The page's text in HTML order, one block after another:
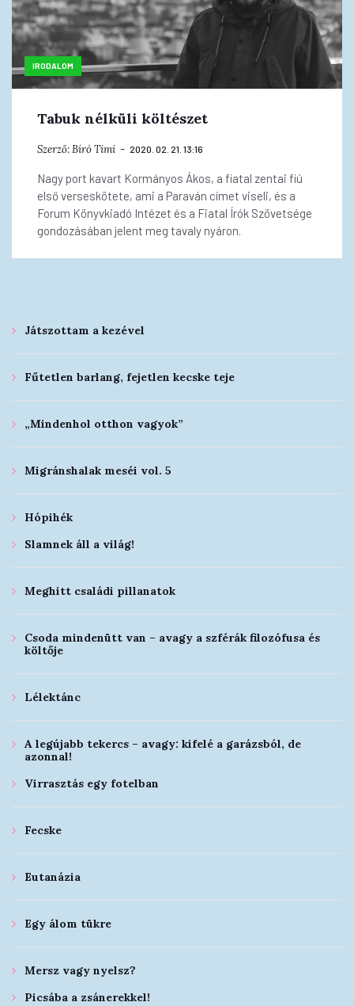
IRODALOM
Tabuk nélküli költészet
Szerző:Bíró Timi 2020. 02. 21. 13:16
Nagy port kavart Kormányos Ákos, a fiatal zentai fiú
első verseskötete, ami a Paraván címet viseli, és a
Forum Könyvkiadó Intézet és a Fiatal Írók Szövetsége
gondozásában jelent meg tavaly nyáron.
Játszottam a kezével
Fűtetlen barlang, fejetlen kecske teje
„Mindenhol otthon vagyok”
Migránshalak meséi vol. 5
Hópihék
Slamnek áll a világ!
Meghitt családi pillanatok
Csoda mindenütt van – avagy a szférák filozófusa és
költője
Lélektánc
A legújabb tekercs – avagy: kifelé a garázsból, de
azonnal!
Virrasztás egy fotelban
Fecske
Eutanázia
Egy álom tükre
Mersz vagy nyelsz?
Picsába a zsánerekkel!